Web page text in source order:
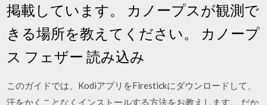
掲載しています。 カノープスが観測で
きる場所を教えてください。 カノープ
ス フェザー 読み込み
このガイドでは、KodiアプリをFirestickにダウンロードして、
汗をかくことなくインストールする方法をお教えします。 だか